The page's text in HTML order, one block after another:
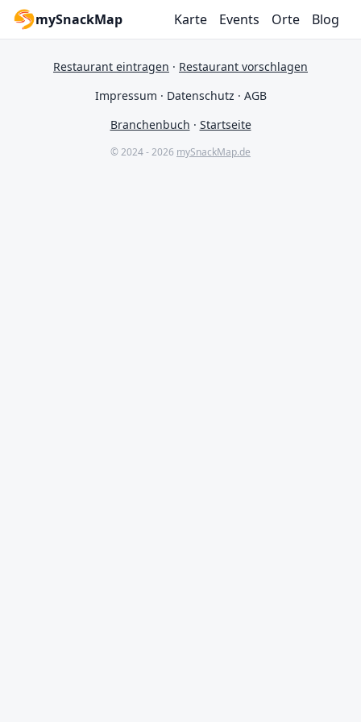
mySnackMap Karte Events Orte Blog
Restaurant eintragen · Restaurant vorschlagen
Impressum · Datenschutz · AGB
Branchenbuch · Startseite
© 2024 - 2026 mySnackMap.de